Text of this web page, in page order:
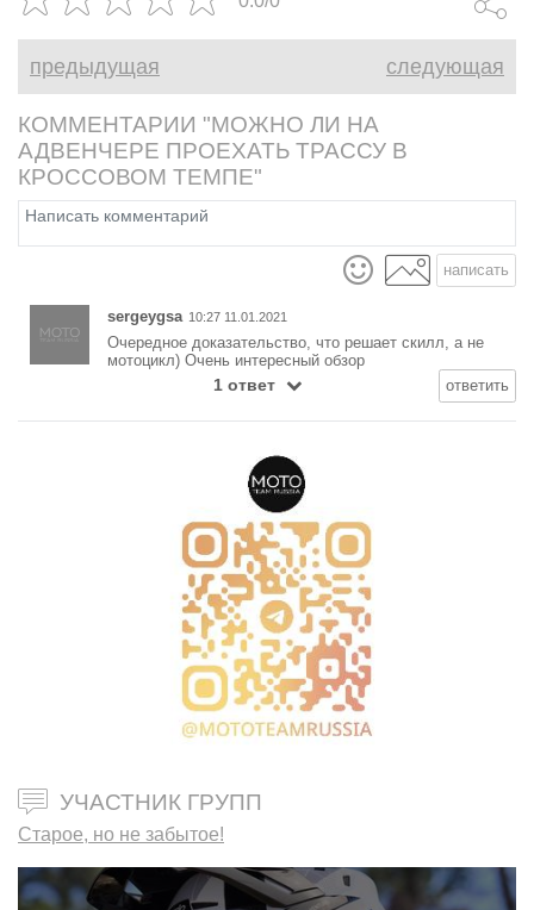
условиях, близких к ралли.
новые
предыдущая следующая
КОММЕНТАРИИ "МОЖНО ЛИ НА
АДВЕНЧЕРЕ ПРОЕХАТЬ ТРАССУ В
КРОССОВОМ ТЕМПЕ"
написать
sergeygsa 10:27 11.01.2021
Очередное доказательство, что решает скилл, а не
мотоцикл) Очень интересный обзор
1 ответ
ответить
УЧАСТНИК ГРУПП
Старое, но не забытое!